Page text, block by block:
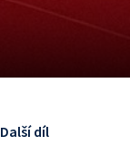
Další díl